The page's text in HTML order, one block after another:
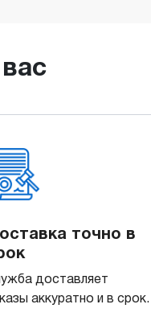
точно в
доставляет
аккуратно и в срок.